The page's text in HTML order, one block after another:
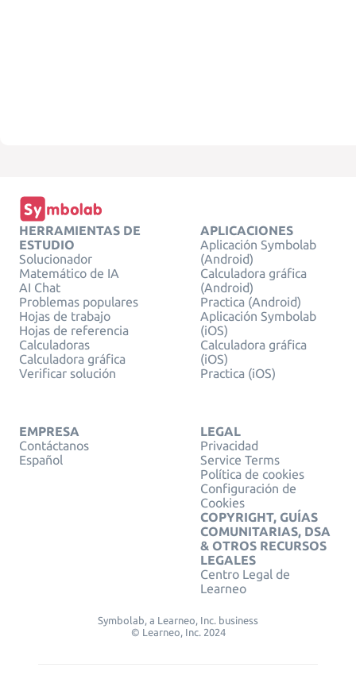
HERRAMIENTAS DE
ESTUDIO
Solucionador
Matemático de IA
AI Chat
Problemas populares
Hojas de trabajo
Hojas de referencia
Calculadoras
Calculadora gráfica
Verificar solución
APLICACIONES
Aplicación Symbolab
(Android)
Calculadora gráfica
(Android)
Practica (Android)
Aplicación Symbolab
(iOS)
Calculadora gráfica
(iOS)
Practica (iOS)
EMPRESA
Contáctanos
Español
LEGAL
Privacidad
Service Terms
Política de cookies
Configuración de
Cookies
COPYRIGHT, GUÍAS
COMUNITARIAS, DSA
& OTROS RECURSOS
LEGALES
Centro Legal de
Learneo
Symbolab, a Learneo, Inc. business
© Learneo, Inc. 2024